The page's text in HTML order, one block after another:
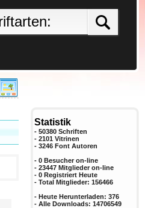
Statistik
- 50380 Schriften
- 2101 Vitrinen
- 3246 Font Autoren
- 0 Besucher on-line
- 23447 Mitglieder on-line
- 0 Registriert Heute
- Total Mitglieder: 156466
- Heute Herunterladen: 376
- Alle Downloads: 14706549